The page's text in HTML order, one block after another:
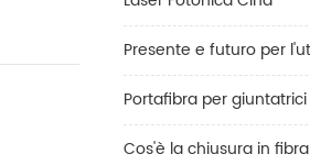
Presente e futuro per
Portafibra per
Cos'è la chiusura in